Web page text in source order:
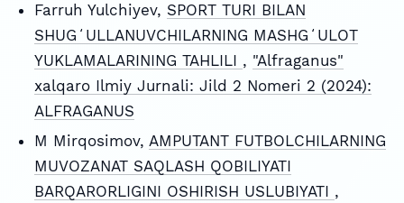
Farruh Yulchiyev, SPORT TURI BILAN
SHUGʻULLANUVCHILARNING MASHGʻULOT
YUKLAMALARINING TAHLILI , "Alfraganus"
xalqaro Ilmiy Jurnali: Jild 2 Nomeri 2 (2024):
ALFRAGANUS
M Mirqosimov, AMPUTANT FUTBOLCHILARNING
MUVOZANAT SAQLASH QOBILIYATI
BARQARORLIGINI OSHIRISH USLUBIYATI ,